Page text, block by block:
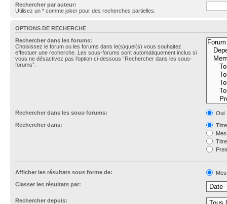
Rechercher par auteur:
Utilisez un * comme joker pour des recherches partielles.
OPTIONS DE RECHERCHE
Rechercher dans les forums:
Choisissez le forum ou les forums dans le(s)quel(s) vous souhaitez
effectuer une recherche. Les sous-forums sont automatiquement inclus si
vous ne désactivez pas l’option ci-dessous “Rechercher dans les sous-
forums”.
Rechercher dans les sous-forums:
Oui
Rechercher dans:
Afficher les résultats sous forme de:
Classer les résultats par:
Rechercher depuis: